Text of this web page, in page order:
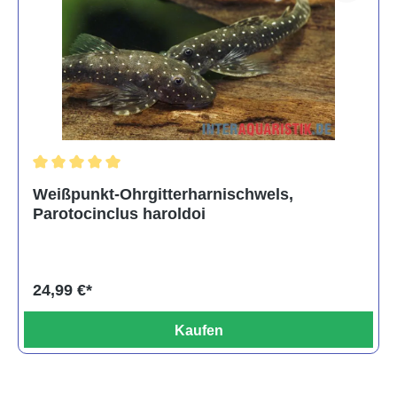
Weißpunkt-Ohrgitterharnischwels,
Parotocinclus haroldoi
24,99 €*
Kaufen